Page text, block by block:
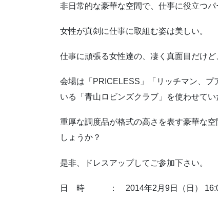
非日常的な豪華な空間で、仕事に役立つパ
女性が真剣に仕事に取組む姿は美しい。
仕事に頑張る女性達の、凄く真面目だけ
会場は「PRICELESS」「リッチマン、プ
いる「青山ロビンズクラブ」を使わせてい
重厚な調度品が格式の高さを表す豪華な
しょうか？
是非、ドレスアップしてご参加下さい。
日 時 ： 2014年2月9日（日） 16:00